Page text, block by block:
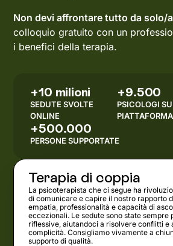
Non devi affrontare tutto da solo/
colloquio gratuito con un
i benefici della terapia.
+10 milioni
SEDUTE SVOLTE
ONLINE
+9.500
PSICOLOGI
PIATTAFORMA
+500.000
PERSONE SUPPORTATE
Terapia di coppia
La psicoterapista che ci segue ha
di comunicare e capire il nostro rapporto
empatia, professionalità e capacità di
eccezionali. Le sedute sono state sempre
riflessive, aiutandoci a risolvere conflitti e
complicità. Consigliamo vivamente a
supporto di qualità.